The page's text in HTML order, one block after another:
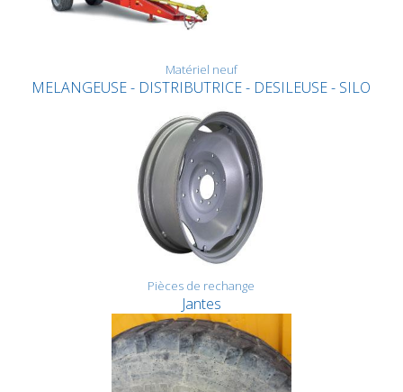
Matériel neuf
MELANGEUSE - DISTRIBUTRICE - DESILEUSE - SILO
Pièces de rechange
Jantes